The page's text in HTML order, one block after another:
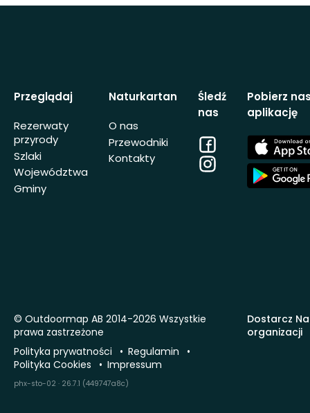
Przeglądaj
Rezerwaty
przyrody
Szlaki
Województwa
Gminy
Naturkartan
O nas
Przewodniki
Kontakty
Śledź
nas
Facebook
Instagram
Pobierz
aplikację
App
Store
App
Store
Dostarcz
organizacji
© Outdoormap AB 2014-2026 Wszystkie
prawa zastrzeżone
Polityka prywatności
Regulamin
Polityka Cookies
Impressum
phx-sto-02 · 26.7.1 (449747a8c)